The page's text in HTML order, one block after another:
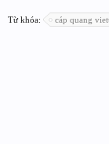
Từ khóa: cáp quang